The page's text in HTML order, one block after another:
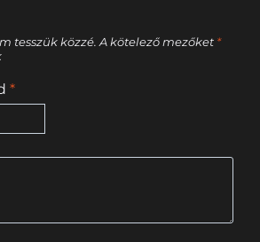
tesszük közzé. A kötelező mezőket *
*